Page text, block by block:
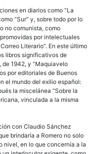
en diarios como “La
“Sur” y, sobre todo por lo
no comunista, como
por intelectuales
Literario”. En este último
libros significativos de
de 1942, y “Maquiavelo
por editoriales de Buenos
el mundo del exilio español:
la miscelánea “Sobre la
vinculada a la misma
con Claudio Sánchez
brindaría a Romero no solo
nivel, en lo que concernía a la